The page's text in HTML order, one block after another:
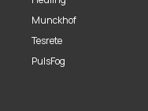
Munckhof
Tesrete
PulsFog